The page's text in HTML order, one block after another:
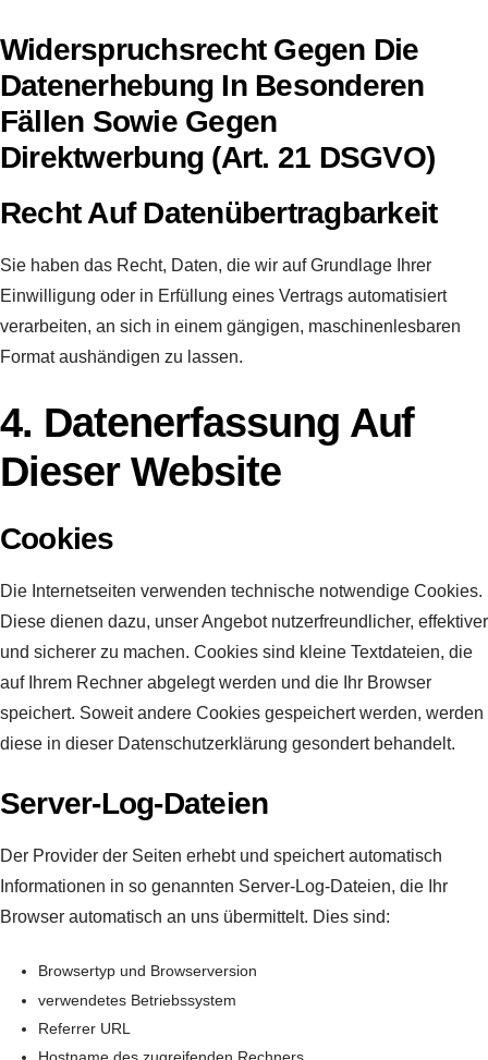
Widerspruchsrecht Gegen Die
Datenerhebung In Besonderen
Fällen Sowie Gegen
Direktwerbung (Art. 21 DSGVO)
Recht Auf Datenübertragbarkeit
Sie haben das Recht, Daten, die wir auf Grundlage Ihrer
Einwilligung oder in Erfüllung eines Vertrags automatisiert
verarbeiten, an sich in einem gängigen, maschinenlesbaren
Format aushändigen zu lassen.
4. Datenerfassung Auf
Dieser Website
Cookies
Die Internetseiten verwenden technische notwendige Cookies.
Diese dienen dazu, unser Angebot nutzerfreundlicher, effektiver
und sicherer zu machen. Cookies sind kleine Textdateien, die
auf Ihrem Rechner abgelegt werden und die Ihr Browser
speichert. Soweit andere Cookies gespeichert werden, werden
diese in dieser Datenschutzerklärung gesondert behandelt.
Server-Log-Dateien
Der Provider der Seiten erhebt und speichert automatisch
Informationen in so genannten Server-Log-Dateien, die Ihr
Browser automatisch an uns übermittelt. Dies sind:
Browsertyp und Browserversion
verwendetes Betriebssystem
Referrer URL